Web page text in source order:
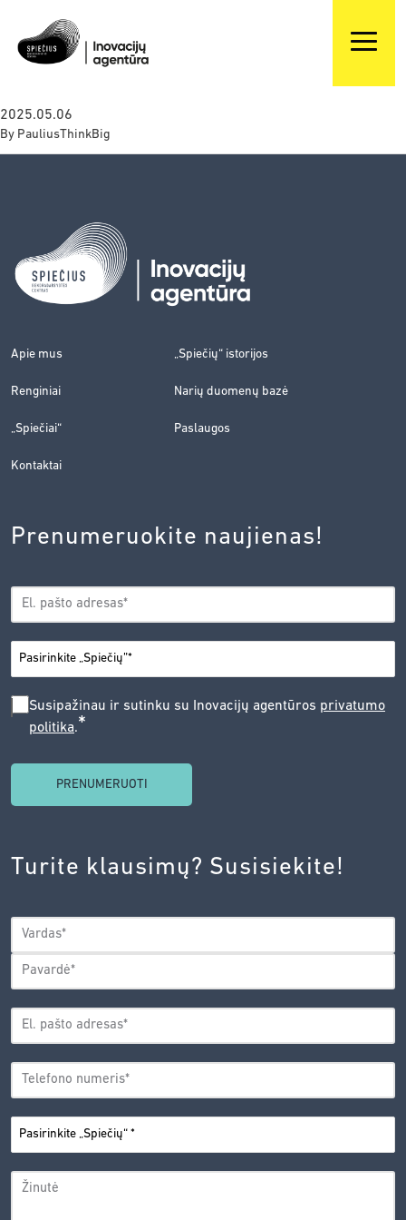
2025.05.06
By PauliusThinkBig
Apie mus „Spiečių“ istorijos
Renginiai Narių duomenų bazė
„Spiečiai“ Paslaugos
Kontaktai
Prenumeruokite naujienas!
EL.
PAŠTAS*
MIESTAS*
SUSIPAŽINAU
SUTINKU
AGENTŪROS
PRIVATUMO
POLITIKA.*
Susipažinau ir sutinku su Inovacijų agentūros privatumo
politika.*
Turite klausimų? Susisiekite!
VARDAS*
Vardas
EL.
ADRESAS*
TELEFONO
NUMERIS*
PASIRINKITE
„SPIEČIŲ“*
ŽINUTĖ